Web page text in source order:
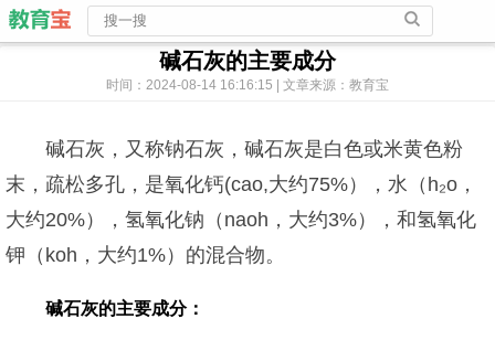
碱石灰的主要成分
时间：2024-08-14 16:16:15 | 文章来源：教育宝
碱石灰，又称钠石灰，碱石灰是白色或米黄色粉
末，疏松多孔，是氧化钙(cao,大约75%），水（h₂o，
大约20%），氢氧化钠（naoh，大约3%），和氢氧化
钾（koh，大约1%）的混合物。
碱石灰的主要成分：